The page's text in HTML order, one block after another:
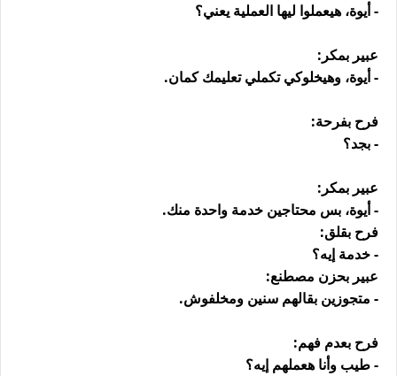
- أيوة، هيعملوا ليها العملية يعني؟
عبير بمكر:
- أيوة، وهيخلوكي تكملي تعليمك كمان.
فرح بفرحة:
- بجد؟
عبير بمكر:
- أيوة، بس محتاجين خدمة واحدة منك.
فرح بقلق:
- خدمة إيه؟
عبير بحزن مصطنع:
- متجوزين بقالهم سنين ومخلفوش.
فرح بعدم فهم:
- طيب وأنا هعملهم إيه؟